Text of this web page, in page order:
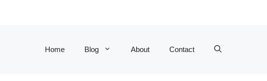
Home Blog About Contact